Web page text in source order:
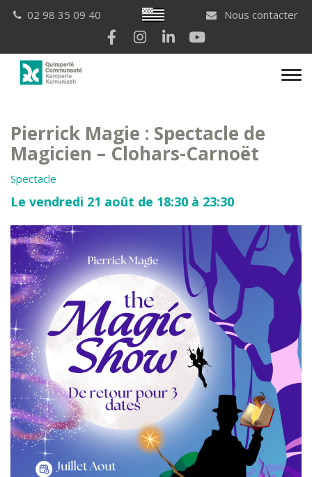
Breton
02 98 35 09 40
Nous contacter
Lien vers le compte Facebook
Lien vers le compte Instagram
Lien vers le compte
Pierrick Magie : Spectacle de
Magicien – Clohars-Carnoët
Spectacle
Le vendredi 21 août de 18:30 à 23:30